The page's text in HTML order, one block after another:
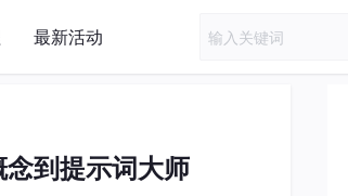
最新活动
念到提示词大师